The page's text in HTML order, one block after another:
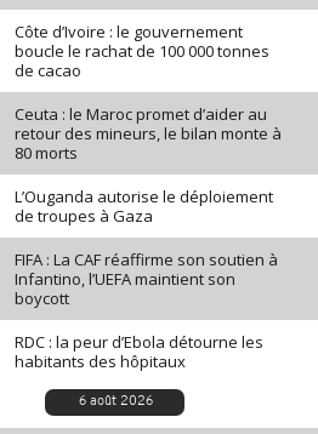
Côte d’Ivoire : le gouvernement
boucle le rachat de 100 000 tonnes
de cacao
Ceuta : le Maroc promet d’aider au
retour des mineurs, le bilan monte à
80 morts
L’Ouganda autorise le déploiement
de troupes à Gaza
FIFA : La CAF réaffirme son soutien à
Infantino, l’UEFA maintient son
boycott
RDC : la peur d’Ebola détourne les
habitants des hôpitaux
6 août 2026